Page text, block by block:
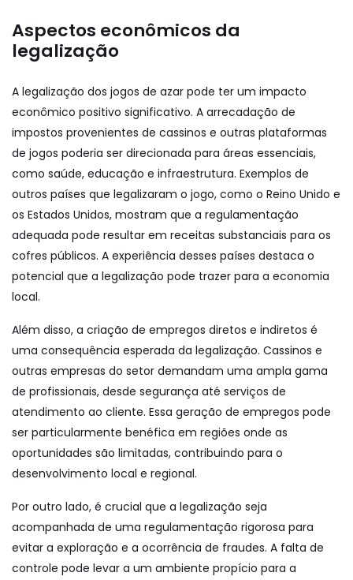
Aspectos econômicos da
legalização
A legalização dos jogos de azar pode ter um impacto
econômico positivo significativo. A arrecadação de
impostos provenientes de cassinos e outras plataformas
de jogos poderia ser direcionada para áreas essenciais,
como saúde, educação e infraestrutura. Exemplos de
outros países que legalizaram o jogo, como o Reino Unido e
os Estados Unidos, mostram que a regulamentação
adequada pode resultar em receitas substanciais para os
cofres públicos. A experiência desses países destaca o
potencial que a legalização pode trazer para a economia
local.
Além disso, a criação de empregos diretos e indiretos é
uma consequência esperada da legalização. Cassinos e
outras empresas do setor demandam uma ampla gama
de profissionais, desde segurança até serviços de
atendimento ao cliente. Essa geração de empregos pode
ser particularmente benéfica em regiões onde as
oportunidades são limitadas, contribuindo para o
desenvolvimento local e regional.
Por outro lado, é crucial que a legalização seja
acompanhada de uma regulamentação rigorosa para
evitar a exploração e a ocorrência de fraudes. A falta de
controle pode levar a um ambiente propício para a